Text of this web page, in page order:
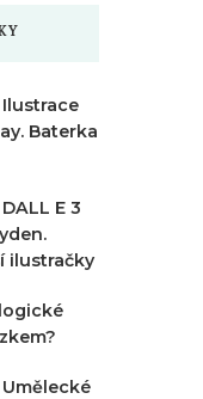
Ilustrace
Baterka
E 3
ilustračky
Umělecké